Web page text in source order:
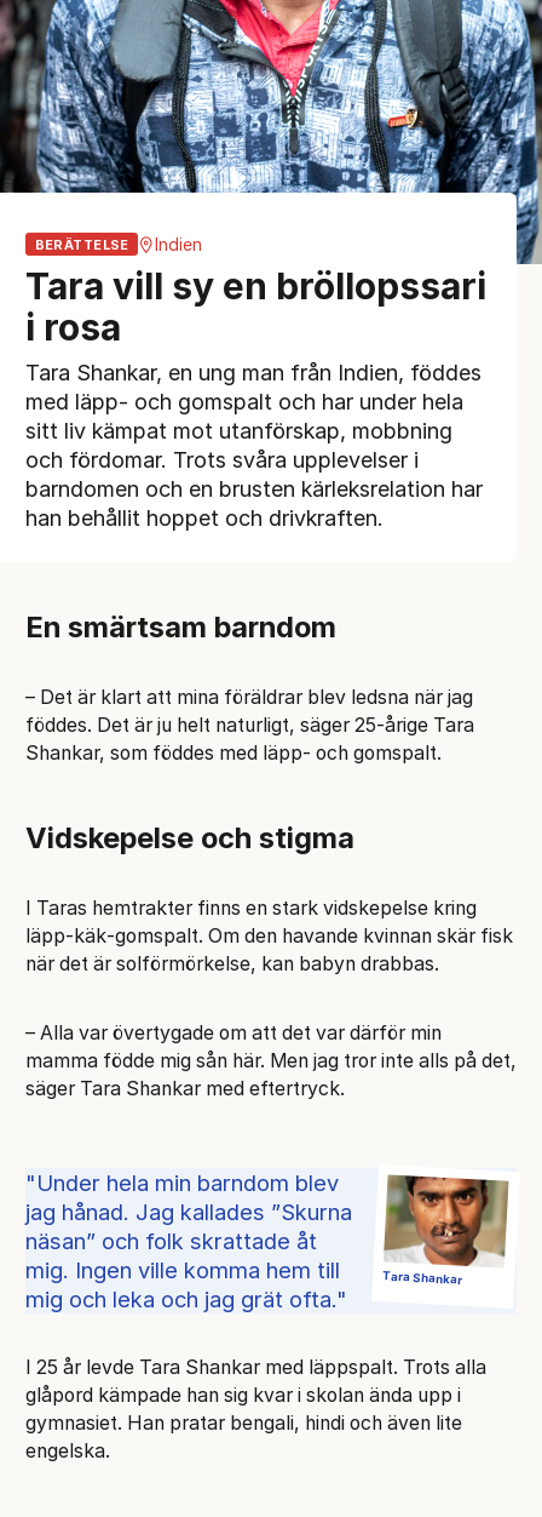
Tara vill sy en bröllopssari
i rosa
BERÄTTELSE Indien
Tara Shankar, en ung man från Indien, föddes
med läpp‑ och gomspalt och har under hela
sitt liv kämpat mot utanförskap, mobbning
och fördomar. Trots svåra upplevelser i
barndomen och en brusten kärleksrelation har
han behållit hoppet och drivkraften.
En smärtsam barndom
– Det är klart att mina föräldrar blev ledsna när jag
föddes. Det är ju helt naturligt, säger 25‑årige Tara
Shankar, som föddes med läpp‑ och gomspalt.
Vidskepelse och stigma
I Taras hemtrakter finns en stark vidskepelse kring
läpp‑k­äk‑gomspalt. Om den havande kvinnan skär fisk
när det är solförmörkelse, kan babyn drabbas.
– Alla var övertygade om att det var därför min
mamma födde mig sån här. Men jag tror inte alls på det,
säger Tara Shankar med eftertryck.
Tara Shankar
Under hela min barndom blev
jag hånad. Jag kallades ”Skurna
näsan” och folk skrattade åt
mig. Ingen ville komma hem till
mig och leka och jag grät ofta.
I 25 år levde Tara Shankar med läppspalt. Trots alla
glåpord kämpade han sig kvar i skolan ända upp i
gymnasiet. Han pratar bengali, hindi och även lite
engelska.